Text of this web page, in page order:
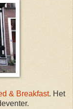
& Breakfast. Het